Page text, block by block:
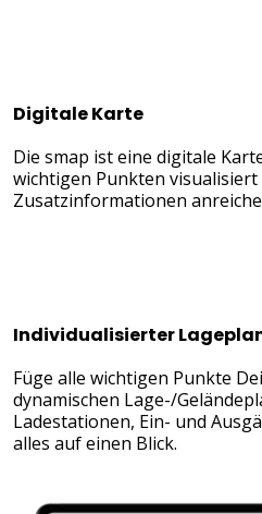
Digitale Karte
Die smap ist eine digitale
wichtigen Punkten
Zusatzinformationen
Individualisierter
Füge alle wichtigen Punkte
dynamischen Lage-/
Ladestationen, Ein- und
alles auf einen Blick.